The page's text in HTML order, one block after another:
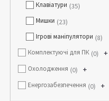
Клавіатури 35
Мишки 23
Ігрові маніпулятори 8
Комплектуючі для ПК +
0
Охолодження +
0
Енергозабезпечення +
0